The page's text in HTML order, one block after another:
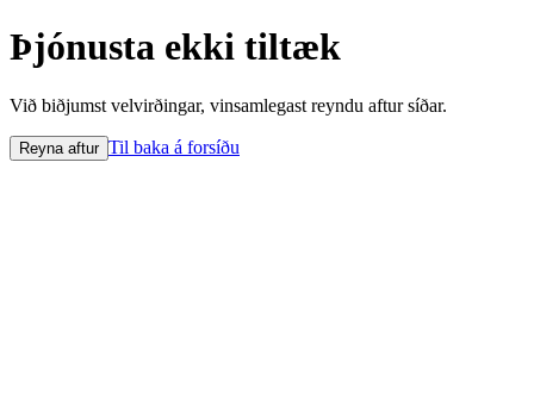
Þjónusta ekki tiltæk
Við biðjumst velvirðingar, vinsamlegast reyndu aftur síðar.
Reyna aftur Til baka á forsíðu